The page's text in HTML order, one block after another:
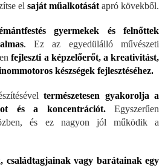
el saját műalkotását apró kövekből.
gyermekek és felnőttek
. Ez az egyedülálló művészeti
fejleszti a képzelőerőt, a kreativitást,
készségek fejlesztéséhez.
természetesen gyakorolja a
és a koncentrációt.Egyszerűen
és ez nagyon jól működik a
családtagjainak vagy barátainak egy